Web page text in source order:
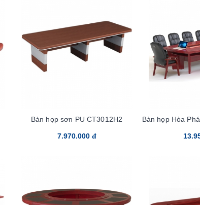
Bàn họp sơn PU CT3012H2
7.970.000 đ
Bàn họp Hòa